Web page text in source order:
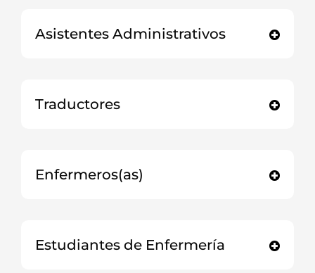
Asistentes Administrativos
Traductores
Enfermeros(as)
Estudiantes de Enfermería